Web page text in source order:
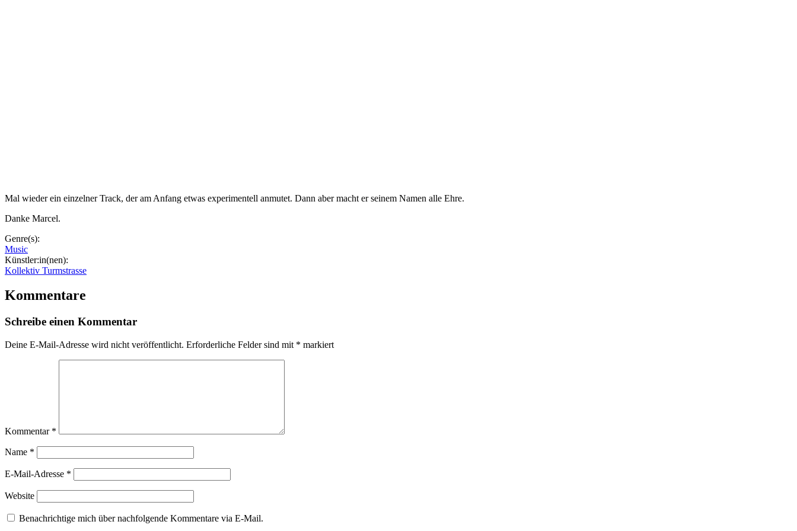
Mal wieder ein einzelner Track, der am Anfang etwas experimentell anmutet. Dann aber macht er seinem Namen alle Ehre.
Danke Marcel.
Genre(s):
Music
Künstler:in(nen):
Kollektiv Turmstrasse
Kommentare
Schreibe einen Kommentar
Deine E-Mail-Adresse wird nicht veröffentlicht. Erforderliche Felder sind mit * markiert
Kommentar *
Name *
E-Mail-Adresse *
Website
Benachrichtige mich über nachfolgende Kommentare via E-Mail.